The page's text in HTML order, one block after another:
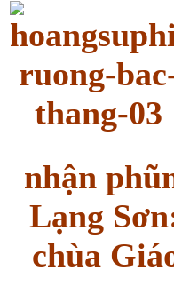
nhận
Lạng
chùa